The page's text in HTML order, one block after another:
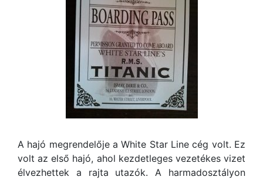
A hajó megrendelője a White Star Line cég volt. Ez
volt az első hajó, ahol kezdetleges vezetékes vizet
élvezhettek a rajta utazók. A harmadosztályon